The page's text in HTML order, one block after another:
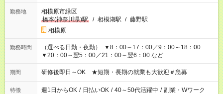
勤務地
相模原市緑区
橋本(神奈川県)駅
/ 相模湖駅 / 藤野駅
相模原
勤務時間
（選べる日勤・夜勤） ▼8：00～17：00／9：00～18：00
▼20：00～翌5：00／21：00～翌6：00 など
期間 研修後即日～OK ★短期・長期の就業も大歓迎＃急募
特徴 週1日からOK / 日払いOK / 40～50代活躍中 / 副業・Wワーク